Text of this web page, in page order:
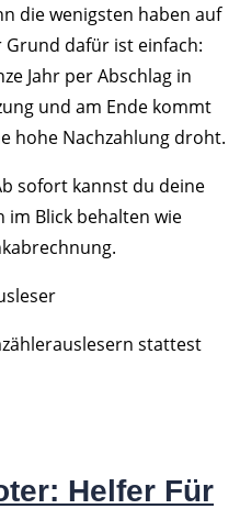
die wenigsten haben auf
Grund dafür ist einfach:
Jahr per Abschlag in
und am Ende kommt
hohe Nachzahlung droht.
sofort kannst du deine
im Blick behalten wie
stattest
Helfer Für